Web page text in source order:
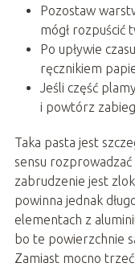
Pozostaw
mógł rozpuścić
Po upływie
ręcznikiem
Jeśli część
i powtórz
Taka pasta jest
sensu
zabrudzenie jest
powinna jednak
elementach z
bo te powierzchnie
Zamiast mocno